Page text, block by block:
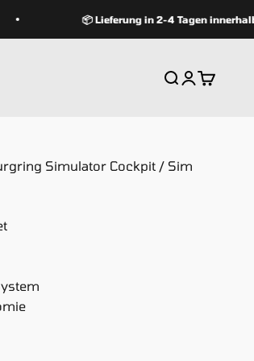
📦 Lieferung in 2-4 Tagen innerhalb
SucheAnmelden
Simulator Cockpit / Sim